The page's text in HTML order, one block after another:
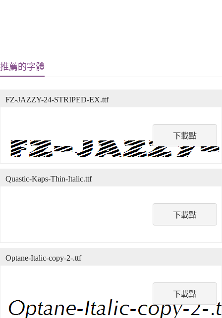
推薦的字體
下載點
FZ-JAZZY-24-STRIPED-EX.ttf
下載點
Quastic-Kaps-Thin-Italic.ttf
下載點
Optane-Italic-copy-2-.ttf